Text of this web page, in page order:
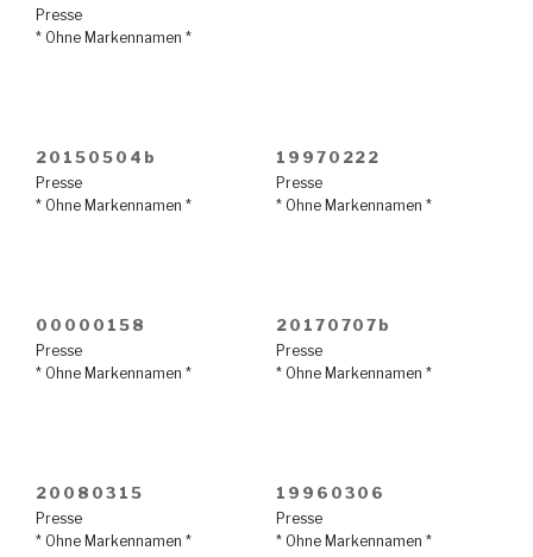
Presse
* Ohne Markennamen *
20150504b
Presse
* Ohne Markennamen *
19970222
Presse
* Ohne Markennamen *
00000158
Presse
* Ohne Markennamen *
20170707b
Presse
* Ohne Markennamen *
20080315
Presse
* Ohne Markennamen *
19960306
Presse
* Ohne Markennamen *